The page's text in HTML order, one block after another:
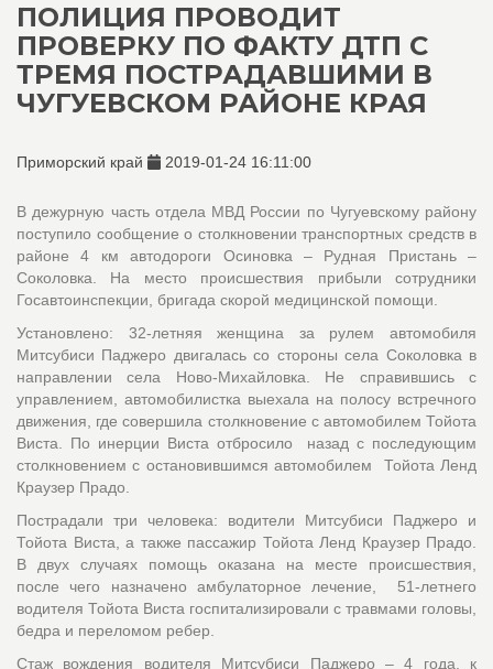
ПОЛИЦИЯ ПРОВОДИТ
ПРОВЕРКУ ПО ФАКТУ ДТП С
ТРЕМЯ ПОСТРАДАВШИМИ В
ЧУГУЕВСКОМ РАЙОНЕ КРАЯ
Приморский край 2019-01-24 16:11:00
В дежурную часть отдела МВД России по Чугуевскому району
поступило сообщение о столкновении транспортных средств в
районе 4 км автодороги Осиновка – Рудная Пристань –
Соколовка. На место происшествия прибыли сотрудники
Госавтоинспекции, бригада скорой медицинской помощи.
Установлено: 32-летняя женщина за рулем автомобиля
Митсубиси Паджеро двигалась со стороны села Соколовка в
направлении села Ново-Михайловка. Не справившись с
управлением, автомобилистка выехала на полосу встречного
движения, где совершила столкновение с автомобилем Тойота
Виста. По инерции Виста отбросило назад с последующим
столкновением с остановившимся автомобилем Тойота Ленд
Краузер Прадо.
Пострадали три человека: водители Митсубиси Паджеро и
Тойота Виста, а также пассажир Тойота Ленд Краузер Прадо.
В двух случаях помощь оказана на месте происшествия,
после чего назначено амбулаторное лечение, 51-летнего
водителя Тойота Виста госпитализировали с травмами головы,
бедра и переломом ребер.
Стаж вождения водителя Митсубиси Паджеро – 4 года, к